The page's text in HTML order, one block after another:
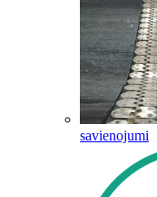
savienojumi